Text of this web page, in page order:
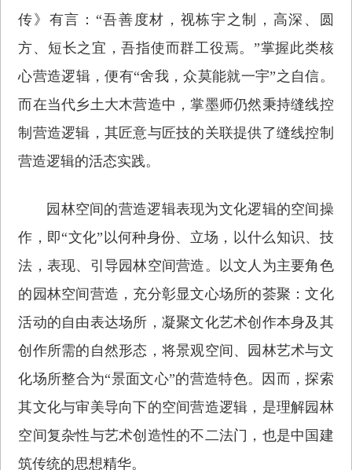
传》有言：“吾善度材，视栋宇之制，高深、圆
方、短长之宜，吾指使而群工役焉。”掌握此类核
心营造逻辑，便有“舍我，众莫能就一宇”之自信。
而在当代乡土大木营造中，掌墨师仍然秉持缝线控
制营造逻辑，其匠意与匠技的关联提供了缝线控制
营造逻辑的活态实践。
园林空间的营造逻辑表现为文化逻辑的空间操
作，即“文化”以何种身份、立场，以什么知识、技
法，表现、引导园林空间营造。以文人为主要角色
的园林空间营造，充分彰显文心场所的荟聚：文化
活动的自由表达场所，凝聚文化艺术创作本身及其
创作所需的自然形态，将景观空间、园林艺术与文
化场所整合为“景面文心”的营造特色。因而，探索
其文化与审美导向下的空间营造逻辑，是理解园林
空间复杂性与艺术创造性的不二法门，也是中国建
筑传统的思想精华。